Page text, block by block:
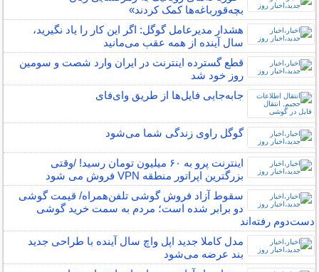
بچه‌قورباغه‌ها کمک کردند»
هشدار مدیرعامل گوگل: اگر این کار را یاد نگیرید،
سال آینده از همه عقب می‌مانید
قطع گسترده اینترنت در ایران وارد شصت و سومین
روز خود شد
جابه‌جایی فایل‌ها از طریق وای‌فای
گوگل راوی زندگی شما می‌شود
اینترنت‌ پرو به ۶۰ میلیون تومان رسید! /وقتی
بزرگترین اپراتور منطقه VPN فروش می شود
سقوط آزاد فروش گوشی تلفن‌همراه/ قیمت گوشی
دو برابر شده است؛ مردم به سمت خرید گوشی
دست‌دوم رفته‌اند
مدل کاملا جدید اپل واچ سال آینده با طراحی جدید
بند عرضه می‌شود